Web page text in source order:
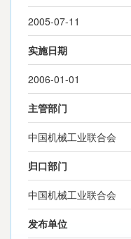
2005-07-11
实施日期
2006-01-01
主管部门
中国机械工业联合会
归口部门
中国机械工业联合会
发布单位